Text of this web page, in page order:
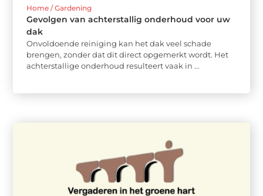
Home / Gardening
Gevolgen van achterstallig onderhoud voor uw
dak
Onvoldoende reiniging kan het dak veel schade
brengen, zonder dat dit direct opgemerkt wordt. Het
achterstallige onderhoud resulteert vaak in ...